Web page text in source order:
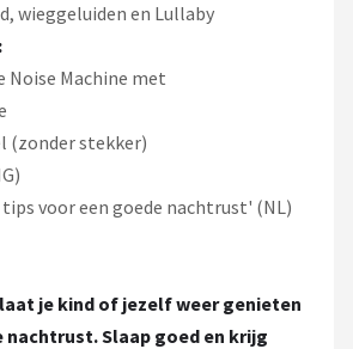
wieggeluiden en Lullaby
Machine met
(zonder stekker)
voor een goede nachtrust' (NL)
je kind of jezelf weer genieten
nachtrust. Slaap goed en krijg